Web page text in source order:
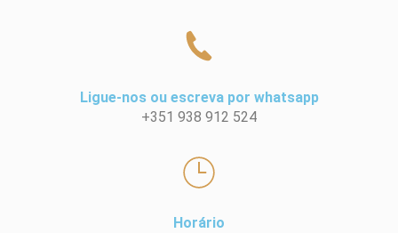
Ligue-nos ou escreva por whatsapp
+351 938 912 524
Horário